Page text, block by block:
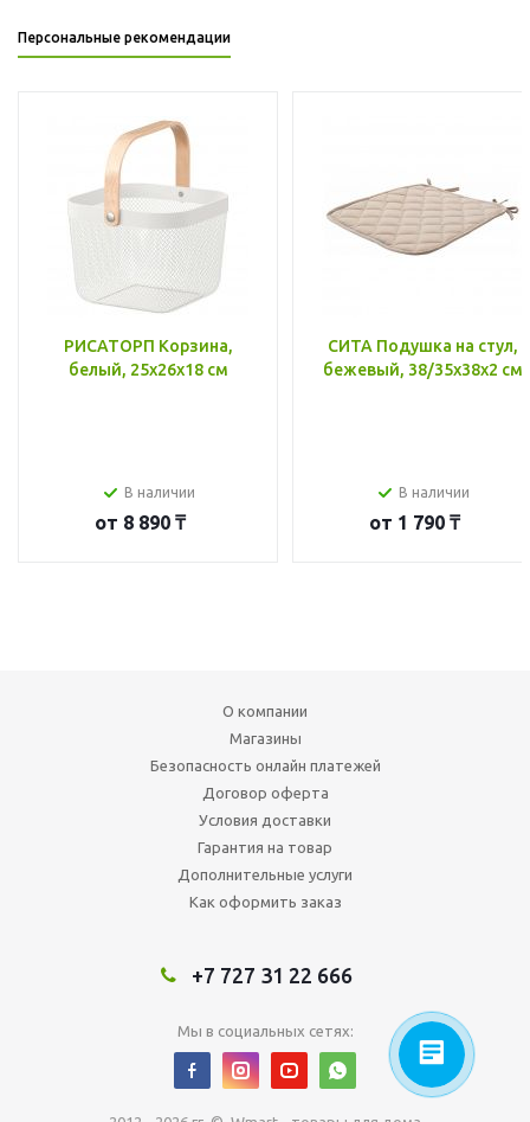
Персональные рекомендации
РИСАТОРП Корзина,
белый, 25x26x18 см
В наличии
от 8 890 ₸
СИТА Подушка на стул,
бежевый, 38/35x38x2 см
В наличии
от 1 790 ₸
О компании
Магазины
Безопасность онлайн платежей
Договор оферта
Условия доставки
Гарантия на товар
Дополнительные услуги
Как оформить заказ
+7 727 31 22 666
Мы в социальных сетях: